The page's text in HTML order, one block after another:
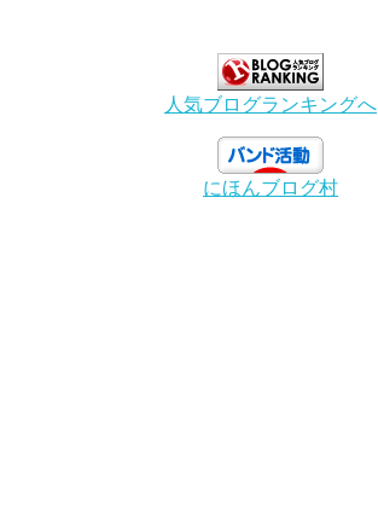
人気ブログランキングへ
にほんブログ村